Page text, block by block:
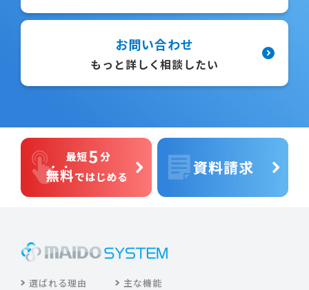
お問い合わせ
もっと詳しく相談したい
選ばれる理由
主な機能